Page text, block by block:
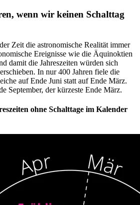
wenn wir keinen Schalttag
Zeit die astronomische Realität immer
Ereignisse wie die Äquinoktien
damit die Jahreszeiten würden sich
In nur 400 Jahren fiele die
auf Ende Juni statt auf Ende März.
September, der kürzeste Ende März.
ohne Schalttage im Kalender